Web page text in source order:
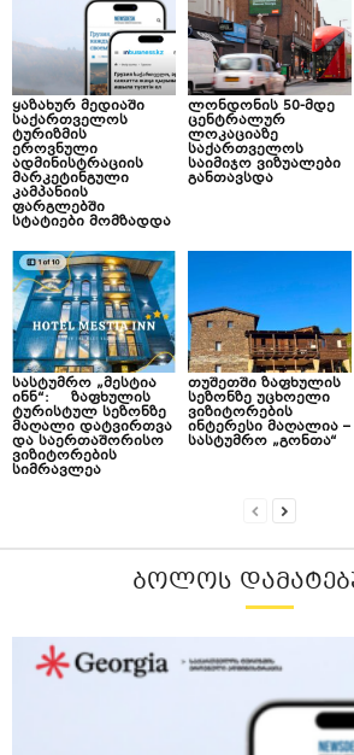
ყაზახურ მედიაში
საქართველოს
ტურიზმის
ეროვნული
ადმინისტრაციის
მარკეტინგული
კამპანიის
ფარგლებში
სტატიები მომზადდა
ლონდონის 50-მდე
ცენტრალურ
ლოკაციაზე
საქართველოს
საიმიჯო ვიზუალები
განთავსდა
სასტუმრო „მესტია
ინნ“: ზაფხულის
ტურისტულ სეზონზე
მაღალი დატვირთვა
და საერთაშორისო
ვიზიტორების
სიმრავლეა
თუშეთში ზაფხულის
სეზონზე უცხოელი
ვიზიტორების
ინტერესი მაღალია –
სასტუმრო „გონთა“
ᲑᲝᲚᲝᲡ